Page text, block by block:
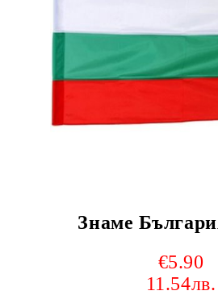
Знаме
€5.90
11.54лв.